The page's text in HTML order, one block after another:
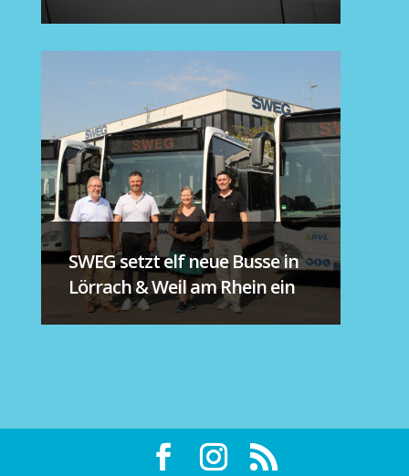
SWEG setzt elf neue Busse in
Lörrach & Weil am Rhein ein